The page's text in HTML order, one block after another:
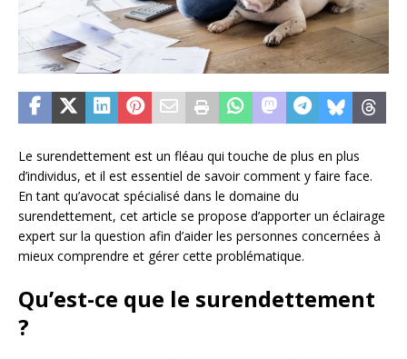
Le surendettement est un fléau qui touche de plus en plus
d’individus, et il est essentiel de savoir comment y faire face.
En tant qu’avocat spécialisé dans le domaine du
surendettement, cet article se propose d’apporter un éclairage
expert sur la question afin d’aider les personnes concernées à
mieux comprendre et gérer cette problématique.
Qu’est-ce que le surendettement
?